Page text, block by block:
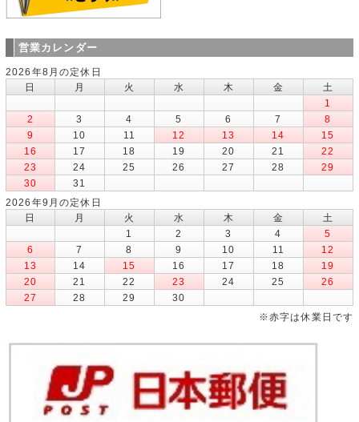
営業カレンダー
2026年8月の定休日
日
月 火 水 木 金
土
1
2
3 4 5 6 7
8
9
10 11 12 13 14
15
16
17 18 19 20 21
22
23
24 25 26 27 28
29
30
31
2026年9月の定休日
日
月 火 水 木 金
土
1
2 3 4
5
6
7 8 9 10 11
12
13
14 15 16 17 18
19
20
21 22 23 24 25
26
27
28 29
30
※赤字は休業日です